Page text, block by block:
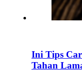
Ini Tips
Tahan